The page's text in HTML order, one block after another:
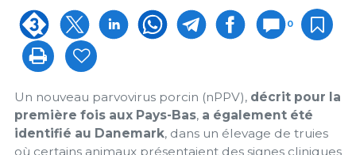
0
Un nouveau parvovirus porcin (nPPV), décrit pour la
première fois aux Pays-Bas, a également été
identifié au Danemark, dans un élevage de truies
où certains animaux présentaient des signes cliniques